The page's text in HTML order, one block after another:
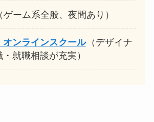
ゲーム系全般、夜間あり）
オンラインスクール（デザイナ
就職相談が充実）